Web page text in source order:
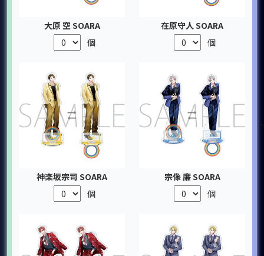
大原 空 SOARA
個
在原守人 SOARA
個
神楽坂宗司 SOARA
個
宗像 廉 SOARA
個